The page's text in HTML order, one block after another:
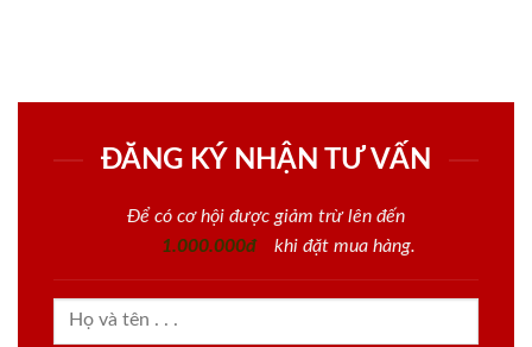
ĐĂNG KÝ NHẬN TƯ VẤN
Để có cơ hội được giảm trừ lên đến
1.000.000đ
khi đặt mua hàng.